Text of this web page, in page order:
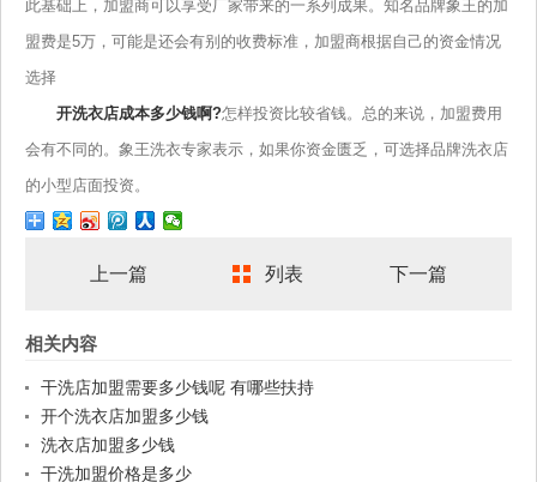
此基础上，加盟商可以享受厂家带来的一系列成果。知名品牌象王的加
盟费是5万，可能是还会有别的收费标准，加盟商根据自己的资金情况
选择
开洗衣店成本多少钱啊?怎样投资比较省钱。总的来说，加盟费用
会有不同的。象王洗衣专家表示，如果你资金匮乏，可选择品牌洗衣店
的小型店面投资。
上一篇 列表 下一篇
相关内容
干洗店加盟需要多少钱呢 有哪些扶持
开个洗衣店加盟多少钱
洗衣店加盟多少钱
干洗加盟价格是多少